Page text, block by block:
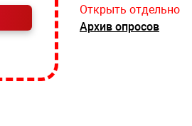
Открыть отдельно
Архив опросов